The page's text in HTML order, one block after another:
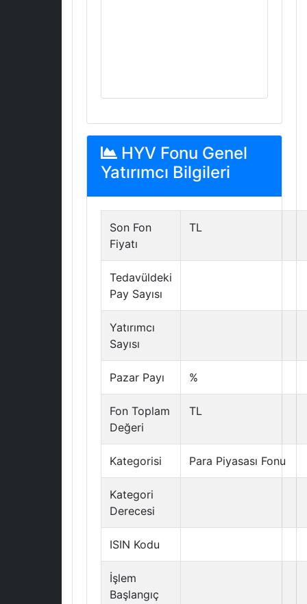
HYV Fonu Genel
Yatırımcı Bilgileri
Son Fon
Fiyatı
TL
Tedavüldeki
Pay Sayısı
Yatırımcı
Sayısı
Pazar Payı %
Fon Toplam
Değeri
TL
Kategorisi Para Piyasası Fonu
Kategori
Derecesi
ISIN Kodu
İşlem
Başlangıç